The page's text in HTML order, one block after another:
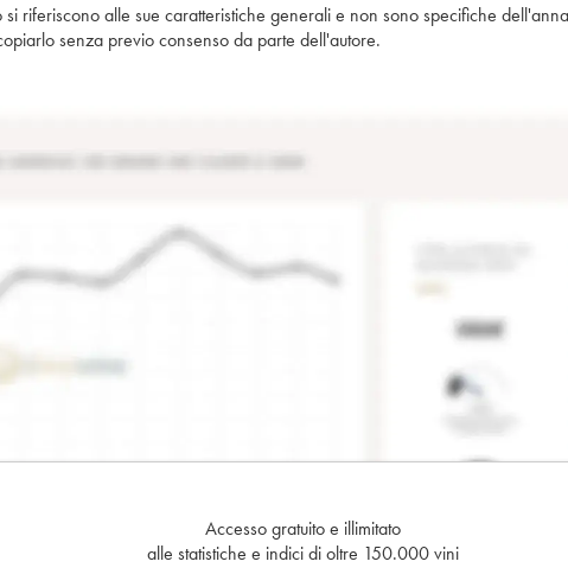
riferiscono alle sue caratteristiche generali e non sono specifiche
senza previo consenso da parte dell'autore.
Accesso gratuito e illimitato
alle statistiche e indici di oltre 150.000 vini